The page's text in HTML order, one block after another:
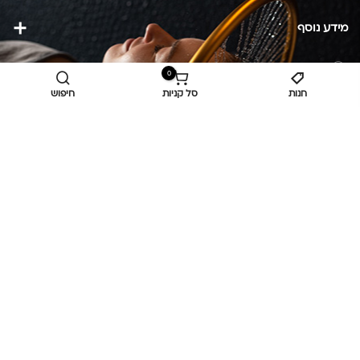
מידע נוסף
כביש ראשי,
חנות
0
סל קניות חיפוש